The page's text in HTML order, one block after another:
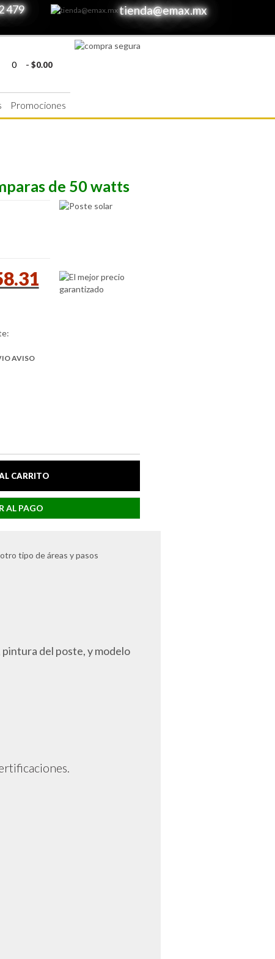
479
tienda@emax.mx
0 -$0.00
Promociones
de 50 watts
AVISO
CARRITO
AL PAGO
tipo de áreas y pasos
pintura del poste, y modelo